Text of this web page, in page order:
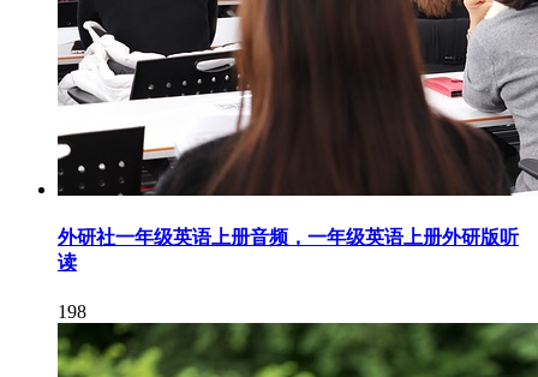
外研社一年级英语上册音频，一年级英语上册外研版听
读
198